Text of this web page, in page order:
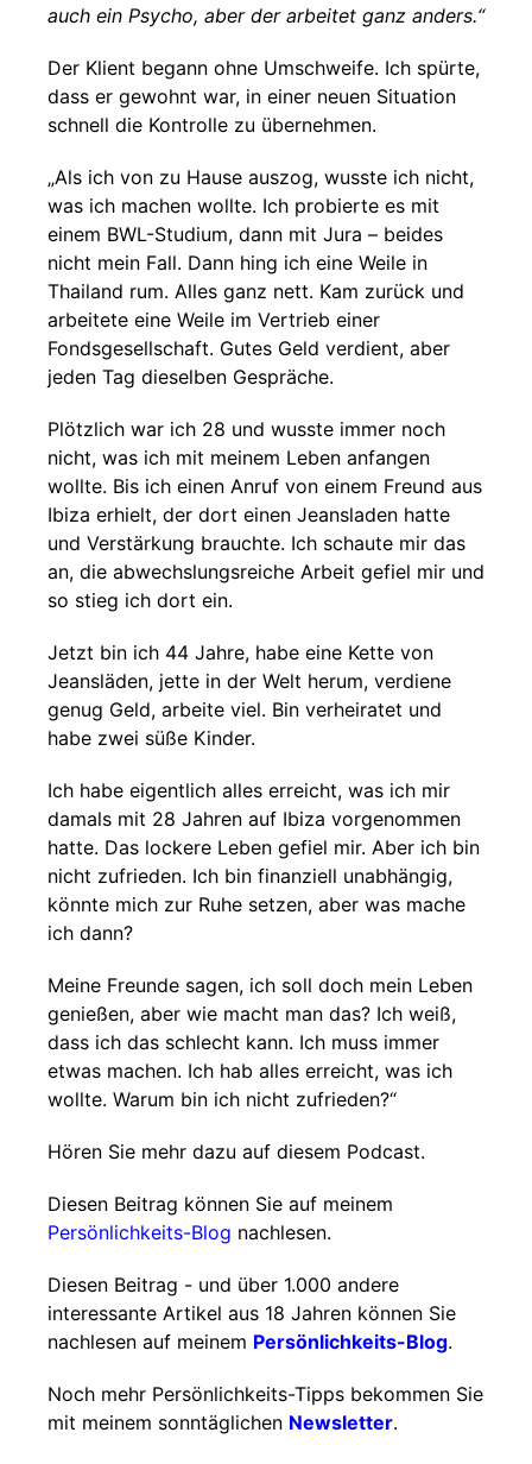
auch ein Psycho, aber der arbeitet ganz anders.“
Der Klient begann ohne Umschweife. Ich spürte,
dass er gewohnt war, in einer neuen Situation
schnell die Kontrolle zu übernehmen.
„Als ich von zu Hause auszog, wusste ich nicht,
was ich machen wollte. Ich probierte es mit
einem BWL-Studium, dann mit Jura – beides
nicht mein Fall. Dann hing ich eine Weile in
Thailand rum. Alles ganz nett. Kam zurück und
arbeitete eine Weile im Vertrieb einer
Fondsgesellschaft. Gutes Geld verdient, aber
jeden Tag dieselben Gespräche.
Plötzlich war ich 28 und wusste immer noch
nicht, was ich mit meinem Leben anfangen
wollte. Bis ich einen Anruf von einem Freund aus
Ibiza erhielt, der dort einen Jeansladen hatte
und Verstärkung brauchte. Ich schaute mir das
an, die abwechslungsreiche Arbeit gefiel mir und
so stieg ich dort ein.
Jetzt bin ich 44 Jahre, habe eine Kette von
Jeansläden, jette in der Welt herum, verdiene
genug Geld, arbeite viel. Bin verheiratet und
habe zwei süße Kinder.
Ich habe eigentlich alles erreicht, was ich mir
damals mit 28 Jahren auf Ibiza vorgenommen
hatte. Das lockere Leben gefiel mir. Aber ich bin
nicht zufrieden. Ich bin finanziell unabhängig,
könnte mich zur Ruhe setzen, aber was mache
ich dann?
Meine Freunde sagen, ich soll doch mein Leben
genießen, aber wie macht man das? Ich weiß,
dass ich das schlecht kann. Ich muss immer
etwas machen. Ich hab alles erreicht, was ich
wollte. Warum bin ich nicht zufrieden?“
Hören Sie mehr dazu auf diesem Podcast.
Diesen Beitrag können Sie auf meinem
Persönlichkeits-Blog nachlesen.
Diesen Beitrag - und über 1.000 andere
interessante Artikel aus 18 Jahren können Sie
nachlesen auf meinem Persönlichkeits-Blog.
Noch mehr Persönlichkeits-Tipps bekommen Sie
mit meinem sonntäglichen Newsletter.